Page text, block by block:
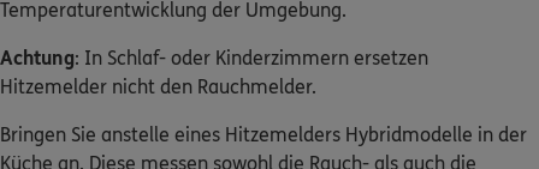
Achtung: In Schlaf- oder Kinderzimmern ersetzen
Hitzemelder nicht den Rauchmelder.
Bringen Sie anstelle eines Hitzemelders Hybridmodelle in der
Küche an. Diese messen sowohl die Rauch- als auch die
Temperaturentwicklung. Der Alarm wird bei diesen Geräten